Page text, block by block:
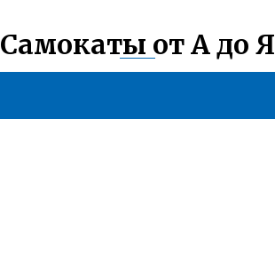
Самокаты от А до Я